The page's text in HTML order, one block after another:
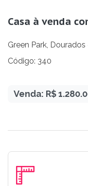
Casa à venda
Green Park, Dourados
Código: 340
Venda: R$